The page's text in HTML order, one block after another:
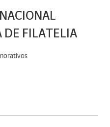
DE FILATELIA